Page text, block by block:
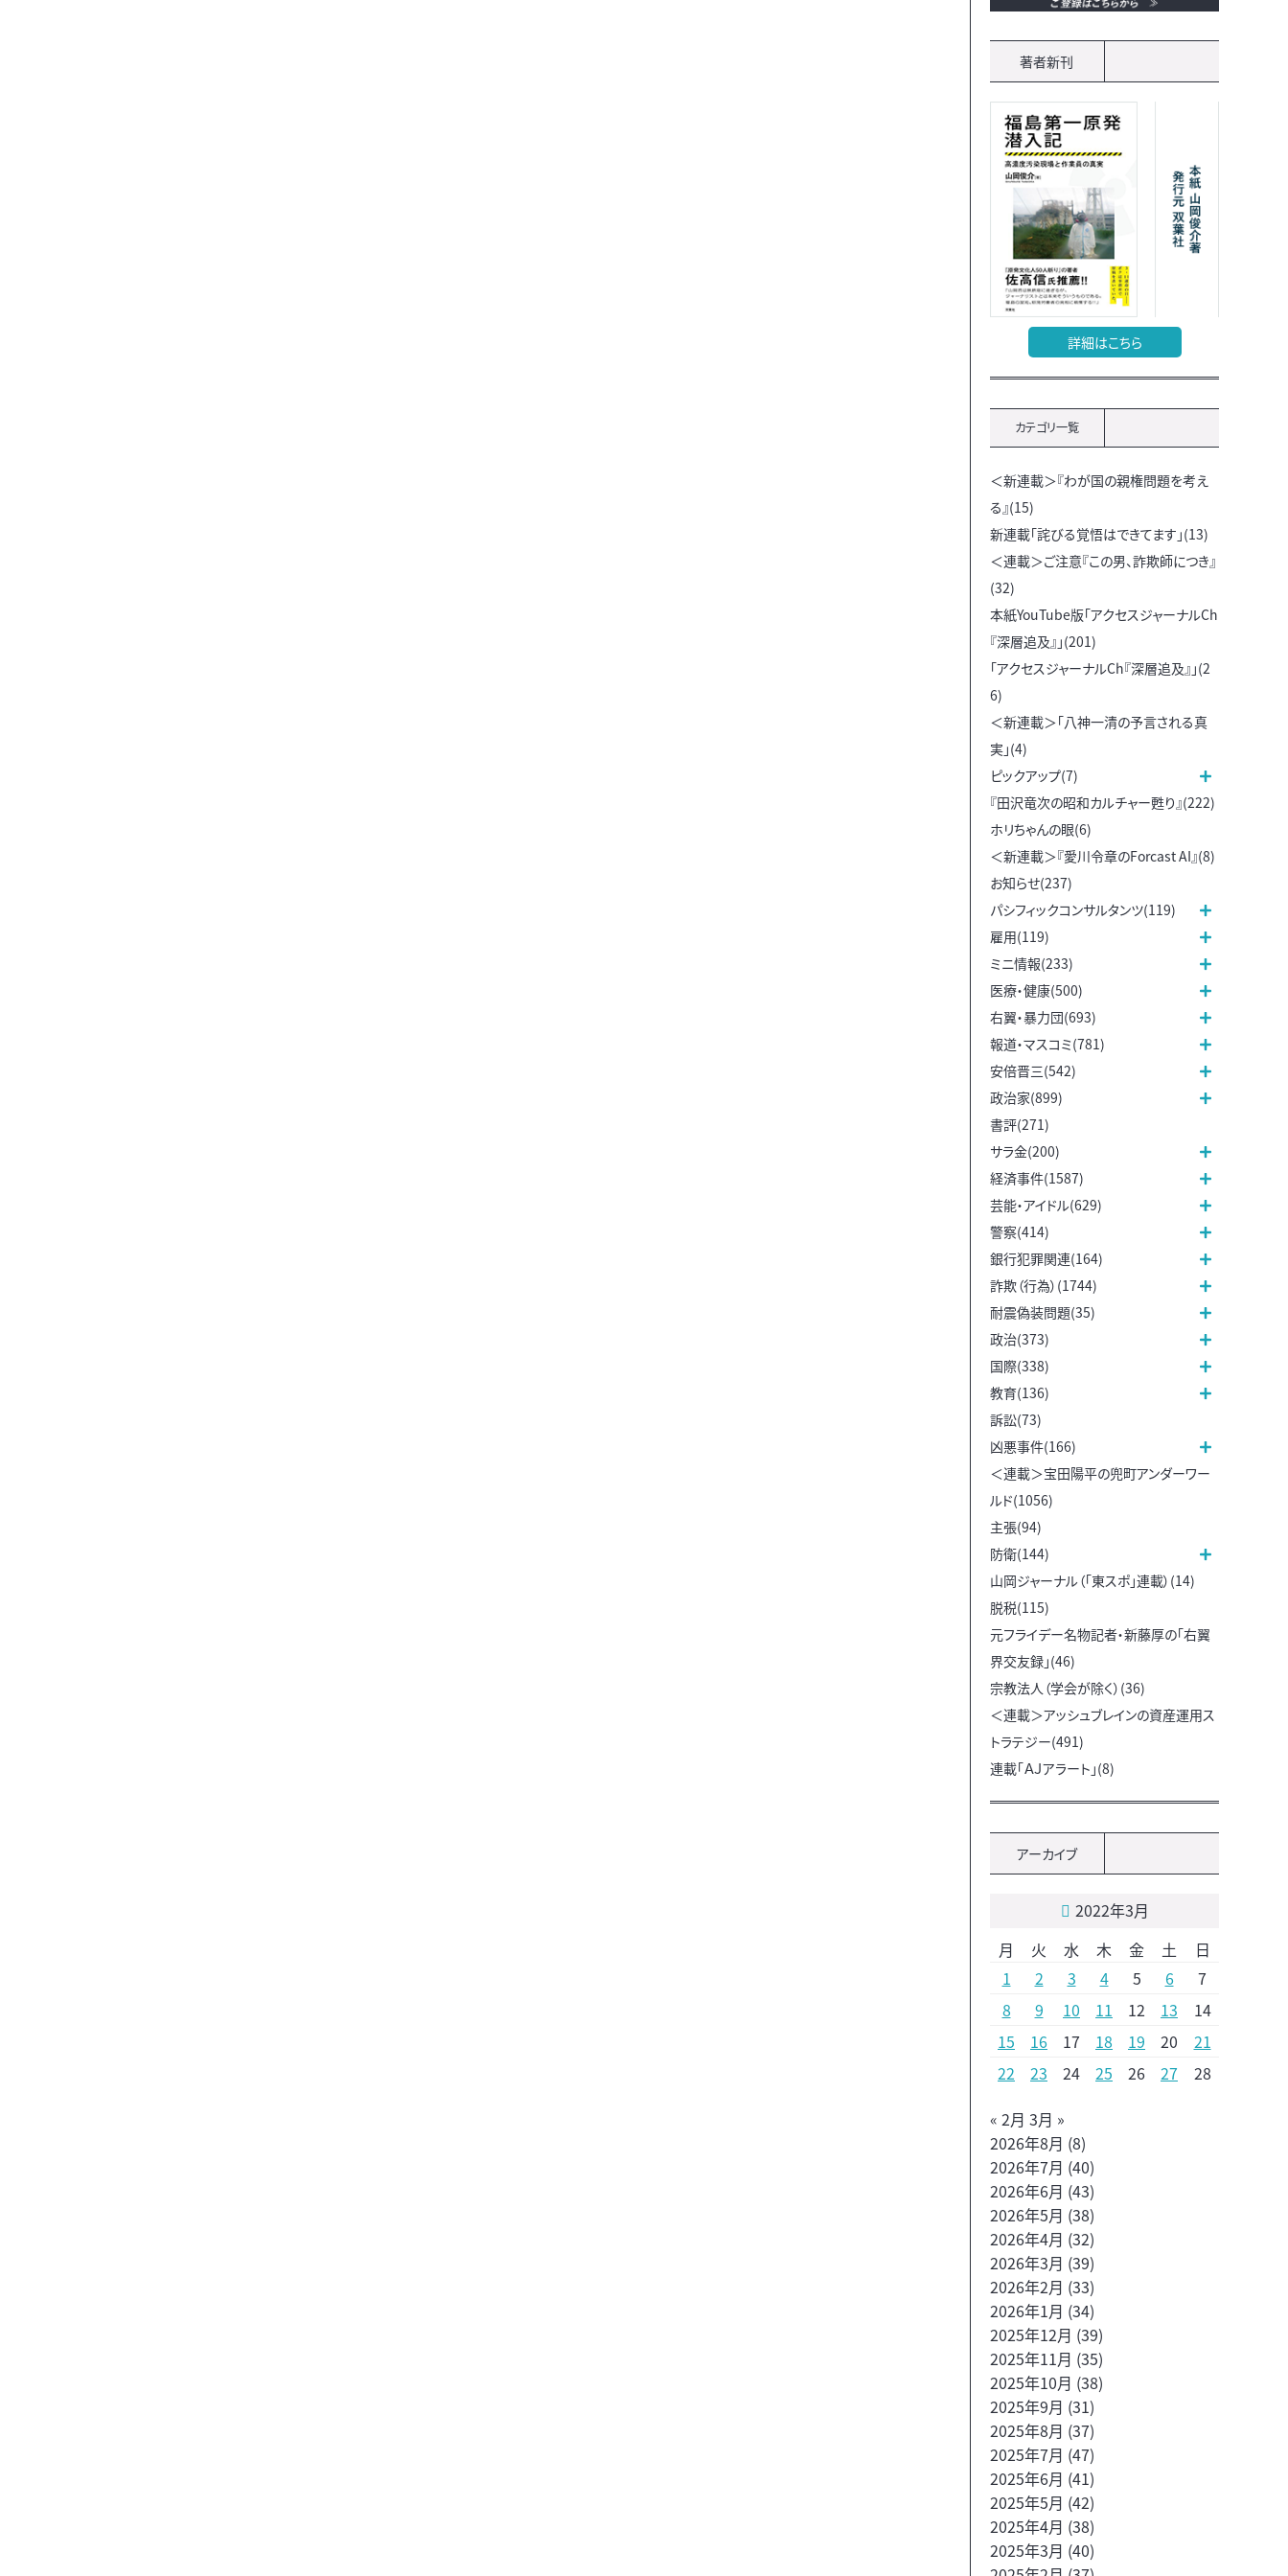
著者新刊
詳細はこちら
カテゴリ一覧
＜新連載＞『わが国の親権問題を考え
る』(15)
新連載「詫びる覚悟はできてます」(13)
＜連載＞ご注意『この男、詐欺師につき』
(32)
本紙YouTube版「アクセスジャーナルCh
『深層追及』」(201)
「アクセスジャーナルCh『深層追及』」(2
6)
＜新連載＞「八神一清の予言される真
実」(4)
ピックアップ(7)
『田沢竜次の昭和カルチャー甦り』(222)
ホリちゃんの眼(6)
＜新連載＞『愛川令章のForcast AI』(8)
お知らせ(237)
パシフィックコンサルタンツ(119)
雇用(119)
ミニ情報(233)
医療・健康(500)
右翼・暴力団(693)
報道・マスコミ(781)
安倍晋三(542)
政治家(899)
書評(271)
サラ金(200)
経済事件(1587)
芸能・アイドル(629)
警察(414)
銀行犯罪関連(164)
詐欺（行為）(1744)
耐震偽装問題(35)
政治(373)
国際(338)
教育(136)
訴訟(73)
凶悪事件(166)
＜連載＞宝田陽平の兜町アンダーワー
ルド(1056)
主張(94)
防衛(144)
山岡ジャーナル（「東スポ」連載）(14)
脱税(115)
元フライデー名物記者・新藤厚の「右翼
界交友録」(46)
宗教法人（学会が除く）(36)
＜連載＞アッシュブレインの資産運用ス
トラテジー(491)
連載「ＡＪアラート」(8)
アーカイブ
2022年3月
月
火 水 木 金 土
日
1
2 3 4 5 6
7
8
9 10 11 12 13
14
15
16 17 18 19 20
21
22
23 24 25 26 27
28
« 2月 3月 »
2026年8月 (8)
2026年7月 (40)
2026年6月 (43)
2026年5月 (38)
2026年4月 (32)
2026年3月 (39)
2026年2月 (33)
2026年1月 (34)
2025年12月 (39)
2025年11月 (35)
2025年10月 (38)
2025年9月 (31)
2025年8月 (37)
2025年7月 (47)
2025年6月 (41)
2025年5月 (42)
2025年4月 (38)
2025年3月 (40)